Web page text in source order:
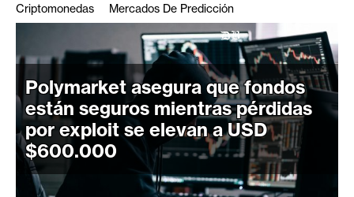
C
r
i
p
t
o
M
e
Criptomonedas Mercados De Predicción
Polymarket asegura que fondos
están seguros mientras pérdidas
por exploit se elevan a USD
$600.000